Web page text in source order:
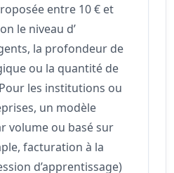
entre 10 € et
le niveau d’
la profondeur de
ou la quantité de
les institutions ou
un modèle
volume ou basé sur
facturation à la
d’apprentissage)